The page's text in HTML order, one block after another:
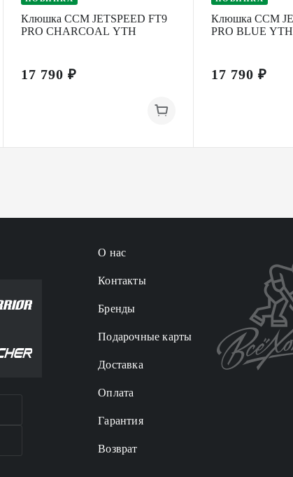
Клюшка CCM JETSPEED FT9
PRO CHARCOAL YTH
17 790 ₽
Клюшка CCM
PRO BLUE YTH
17 790 ₽
О нас
Контакты
Бренды
Подарочные карты
Доставка
Оплата
Гарантия
Возврат